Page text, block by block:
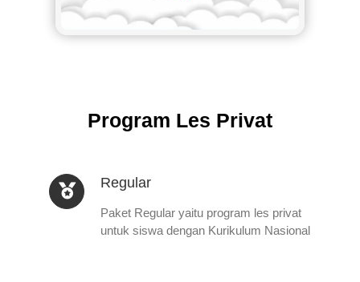
Program Les Privat
Regular
Paket Regular yaitu program les privat
untuk siswa dengan Kurikulum Nasional